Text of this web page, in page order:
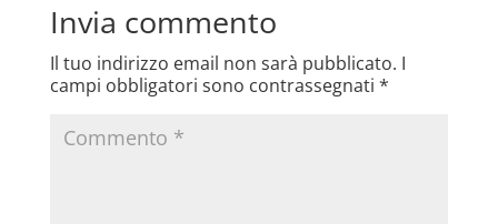
Invia commento
Il tuo indirizzo email non sarà pubblicato. I
campi obbligatori sono contrassegnati *